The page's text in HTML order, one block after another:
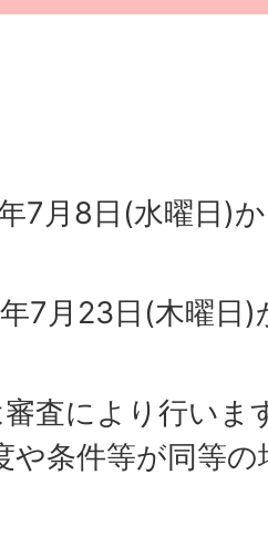
7月8日(水曜日)
7月23日(木曜日
査により行いま
や条件等が同等